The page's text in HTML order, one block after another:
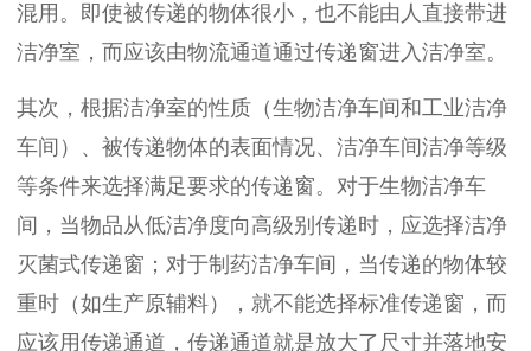
混用。即使被传递的物体很小，也不能由人直接带进
洁净室，而应该由物流通道通过传递窗进入洁净室。
其次，根据洁净室的性质（生物洁净车间和工业洁净
车间）、被传递物体的表面情况、洁净车间洁净等级
等条件来选择满足要求的传递窗。对于生物洁净车
间，当物品从低洁净度向高级别传递时，应选择洁净
灭菌式传递窗；对于制药洁净车间，当传递的物体较
重时（如生产原辅料），就不能选择标准传递窗，而
应该用传递通道，传递通道就是放大了尺寸并落地安